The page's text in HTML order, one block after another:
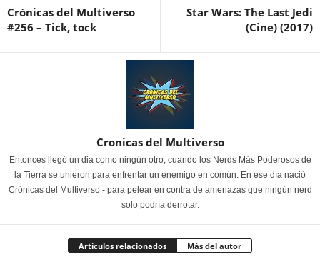
Crónicas del Multiverso
#256 – Tick, tock
Star Wars: The Last Jedi
(Cine) (2017)
Cronicas del Multiverso
Entonces llegó un dia como ningún otro, cuando los Nerds Más Poderosos de
la Tierra se unieron para enfrentar un enemigo en común. En ese día nació
Crónicas del Multiverso - para pelear en contra de amenazas que ningún nerd
solo podría derrotar.
Artículos relacionados Más del autor